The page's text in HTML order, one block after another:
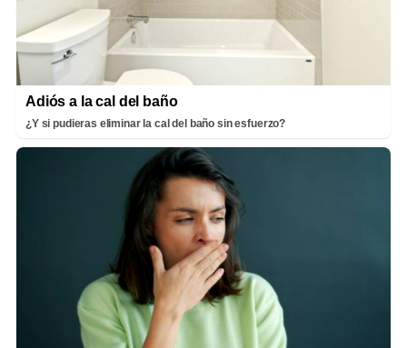
Adiós a la cal del baño
¿Y si pudieras eliminar la cal del baño sin esfuerzo?